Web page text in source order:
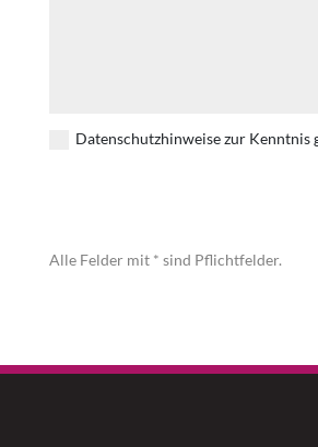
Datenschutzhinweise zur Kenntnis
Alle Felder mit * sind Pflichtfelder.